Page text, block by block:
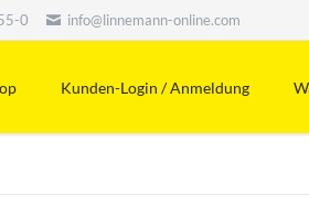
0 info@linnemann-online.com
Kunden-Login / Anmeldung